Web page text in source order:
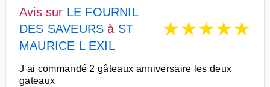
Avis sur LE FOURNIL
DES SAVEURS à ST
MAURICE L EXIL
★★★★★
J ai commandé 2 gâteaux anniversaire les deux
gateaux